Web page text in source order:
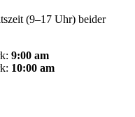
(9–17 Uhr) beider
: 9:00 am
: 10:00 am